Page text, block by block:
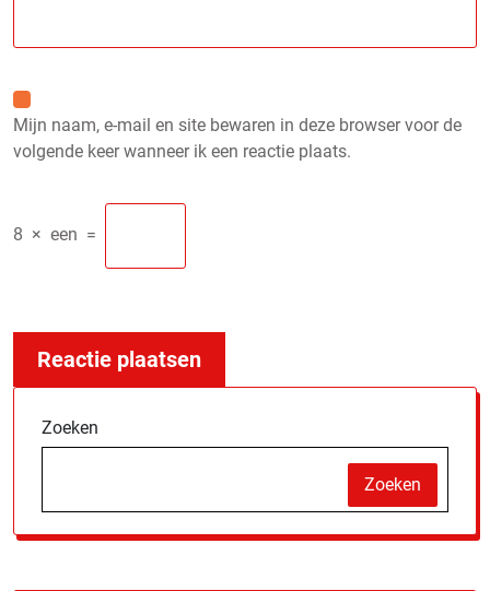
Mijn naam, e-mail en site bewaren in deze browser voor de
volgende keer wanneer ik een reactie plaats.
8 × een =
Zoeken
Zoeken